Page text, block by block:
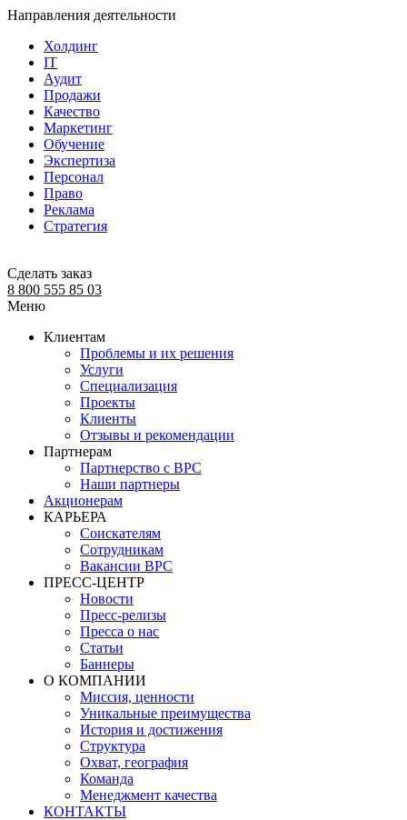
Направления деятельности
Холдинг
IT
Аудит
Продажи
Качество
Маркетинг
Обучение
Экспертиза
Персонал
Право
Реклама
Стратегия
Сделать заказ
8 800 555 85 03
Меню
Клиентам
Проблемы и их решения
Услуги
Специализация
Проекты
Клиенты
Отзывы и рекомендации
Партнерам
Партнерство с BPC
Наши партнеры
Акционерам
КАРЬЕРА
Соискателям
Сотрудникам
Вакансии BPC
ПРЕСС-ЦЕНТР
Новости
Пресс-релизы
Пресса о нас
Статьи
Баннеры
О КОМПАНИИ
Миссия, ценности
Уникальные преимущества
История и достижения
Структура
Охват, география
Команда
Менеджмент качества
КОНТАКТЫ